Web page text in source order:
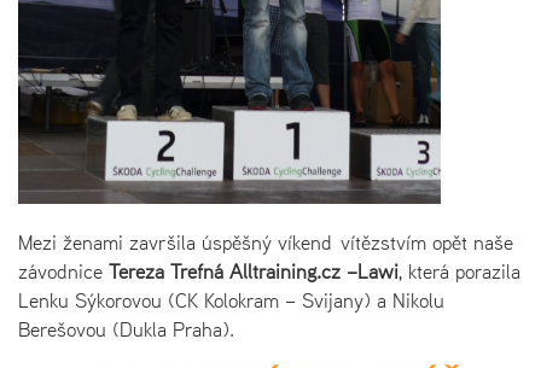
Mezi ženami završila úspěšný víkend vítězstvím opět naše
závodnice Tereza Trefná Alltraining.cz –Lawi, která porazila
Lenku Sýkorovou (CK Kolokram – Svijany) a Nikolu
Berešovou (Dukla Praha).